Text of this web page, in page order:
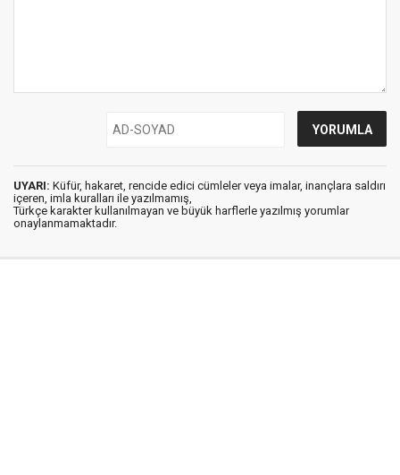
UYARI: Küfür, hakaret, rencide edici cümleler veya imalar, inançlara saldırı
içeren, imla kuralları ile yazılmamış,
Türkçe karakter kullanılmayan ve büyük harflerle yazılmış yorumlar
onaylanmamaktadır.